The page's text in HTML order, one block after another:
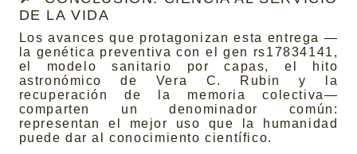
DE LA VIDA
Los avances que protagonizan esta entrega —
la genética preventiva con el gen rs17834141,
el modelo sanitario por capas, el hito
astronómico de Vera C. Rubin y la
recuperación de la memoria colectiva—
comparten un denominador común:
representan el mejor uso que la humanidad
puede dar al conocimiento científico.